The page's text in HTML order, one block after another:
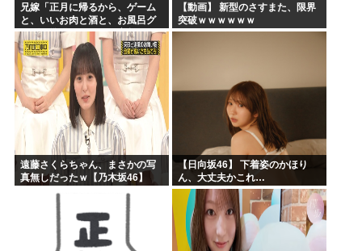
兄嫁「正月に帰るから、ゲーム
と、いいお肉と酒と、お風呂グ
ッズの準備しとけよ」寝起きの
私「知るかボケ」兄嫁「キィィ
ィィー！！！！」私「あ…」
【動画】 新型のさすまた、限界
突破ｗｗｗｗｗｗ
遠藤さくらちゃん、まさかの写
真無しだったｗ【乃木坂46】
【日向坂46】 下着姿のかほり
ん、大丈夫かこれ…